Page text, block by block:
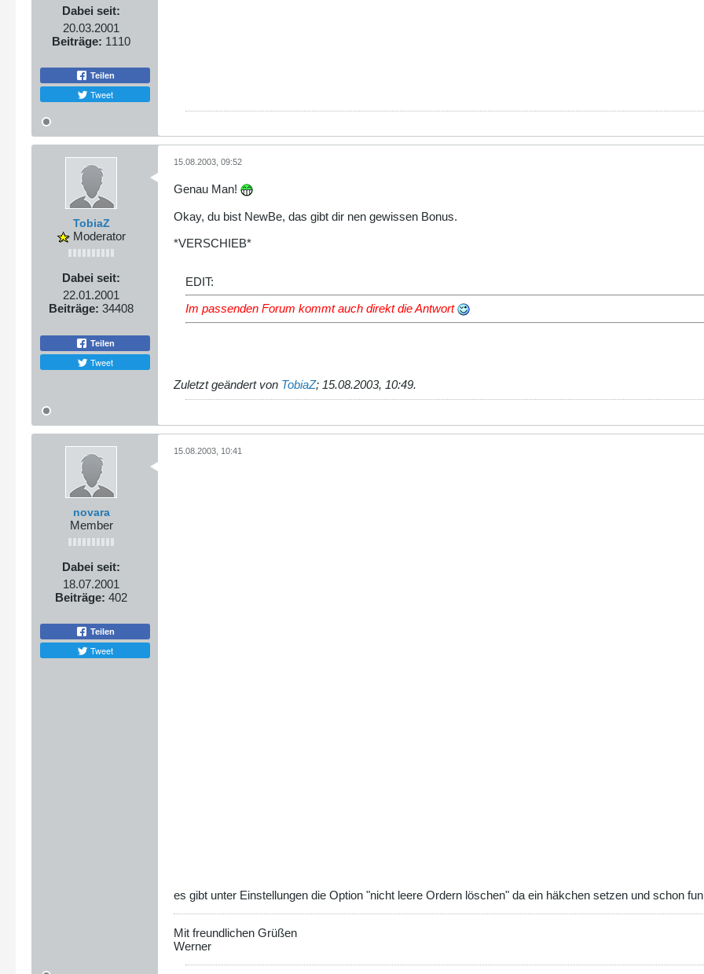
Dabei seit:
20.03.2001
Beiträge: 1110
Teilen
Tweet
TobiaZ
Moderator
Dabei seit:
22.01.2001
Beiträge: 34408
Teilen
Tweet
15.08.2003, 09:52
Genau Man!
Okay, du bist NewBe, das gibt dir nen gewissen Bonus.
*VERSCHIEB*
EDIT:
Im passenden Forum kommt auch direkt die Antwort
Zuletzt geändert von TobiaZ; 15.08.2003, 10:49.
novara
Member
Dabei seit:
18.07.2001
Beiträge: 402
Teilen
Tweet
15.08.2003, 10:41
es gibt unter Einstellungen die Option "nicht leere Ordern löschen" da ein häkchen setzen und schon
Mit freundlichen Grüßen
Werner